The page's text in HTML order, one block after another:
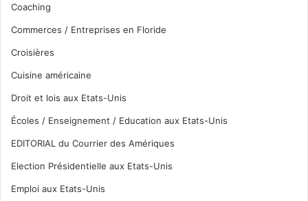
Coaching
Commerces / Entreprises en Floride
Croisières
Cuisine américaine
Droit et lois aux Etats-Unis
Écoles / Enseignement / Education aux Etats-Unis
EDITORIAL du Courrier des Amériques
Election Présidentielle aux Etats-Unis
Emploi aux Etats-Unis